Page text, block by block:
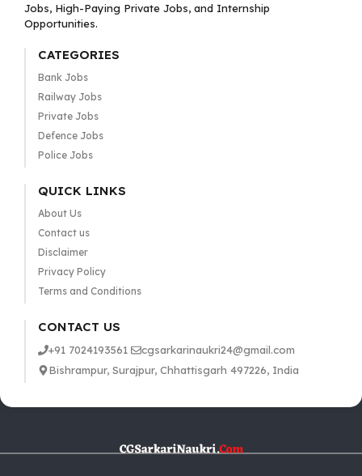
Jobs, High-Paying Private Jobs, and Internship
Opportunities.
CATEGORIES
Bank Jobs
Railway Jobs
Private Jobs
Defence Jobs
Police Jobs
QUICK LINKS
About Us
Contact us
Disclaimer
Privacy Policy
Terms and Conditions
CONTACT US
+91 7024193561
cgsarkarinaukri24@gmail.com
Bishrampur, Surajpur, Chhattisgarh 497226, India